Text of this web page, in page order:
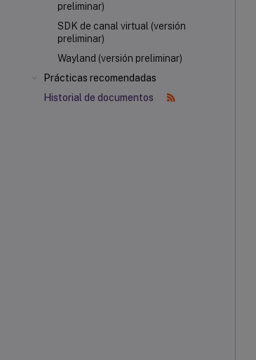
preliminar)
SDK de canal virtual (versión
preliminar)
Wayland (versión preliminar)
Prácticas recomendadas
Historial de documentos